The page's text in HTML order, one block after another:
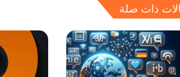
ذات صلة